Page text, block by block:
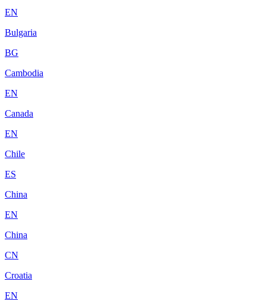
EN
Bulgaria
BG
Cambodia
EN
Canada
EN
Chile
ES
China
EN
China
CN
Croatia
EN